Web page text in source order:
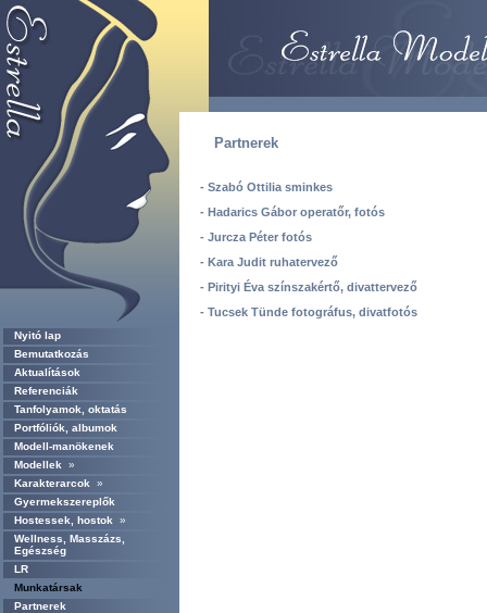
Nyitó lap
Bemutatkozás
Aktualítások
Referenciák
Tanfolyamok, oktatás
Portfóliók, albumok
Modell-manökenek
Modellek »
Karakterarcok »
Gyermekszereplők
Hostessek, hostok »
Wellness, Masszázs,
Egészség
LR
Munkatársak
Partnerek
Partnerek
- Szabó Ottilia sminkes
- Hadarics Gábor operatőr, fotós
- Jurcza Péter fotós
- Kara Judit ruhatervező
- Pirityi Éva színszakértő, divattervező
- Tucsek Tünde fotográfus, divatfotós